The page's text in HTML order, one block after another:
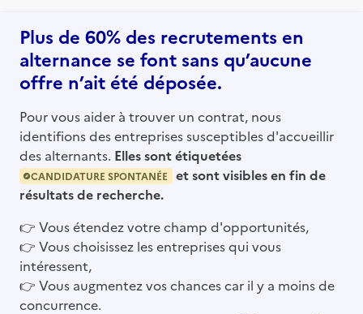
Plus de 60% des recrutements en
alternance se font sans qu’aucune
offre n’ait été déposée.
Pour vous aider à trouver un contrat, nous
identifions des entreprises susceptibles d'accueillir
des alternants. Elles sont étiquetées
CANDIDATURE SPONTANÉE
et sont visibles en fin de
résultats de recherche.
👉 Vous étendez votre champ d'opportunités,
👉 Vous choisissez les entreprises qui vous
intéressent,
👉 Vous augmentez vos chances car il y a moins de
concurrence.